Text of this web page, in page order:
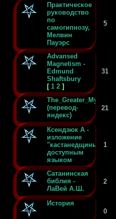
Практическое
руководство
по
самогипнозу,
Мелвин
Пауэрс
5
Advansed
Magnetism -
Edmund
Shaftsbury
[ 1 2 ]
31
The_Greater_Mysteries
(перевод-
яндекс)
21
Ксендзюк А -
изложение
"кастанедщины"
доступным
языком
1
Сатанинская
библия -
ЛаВей А.Ш.
2
История
0